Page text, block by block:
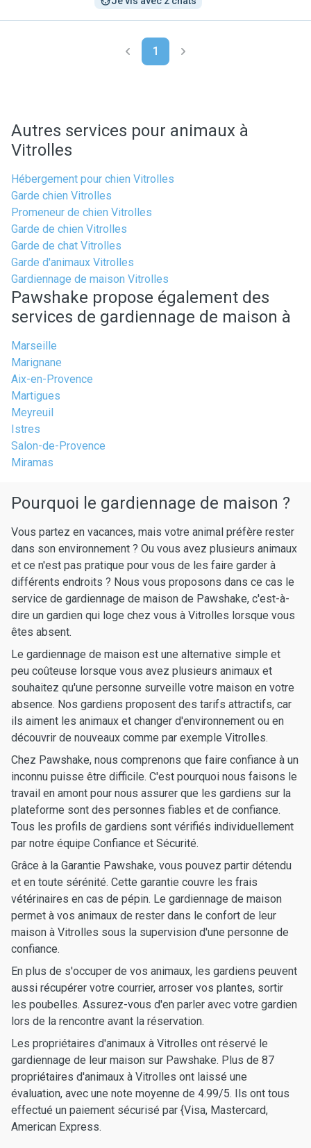
1
Autres services pour animaux à
Vitrolles
Hébergement pour chien Vitrolles
Garde chien Vitrolles
Promeneur de chien Vitrolles
Garde de chien Vitrolles
Garde de chat Vitrolles
Garde d'animaux Vitrolles
Gardiennage de maison Vitrolles
Pawshake propose également des
services de gardiennage de maison à
Marseille
Marignane
Aix-en-Provence
Martigues
Meyreuil
Istres
Salon-de-Provence
Miramas
Pourquoi le gardiennage de maison ?
Vous partez en vacances, mais votre animal préfère rester
dans son environnement ? Ou vous avez plusieurs animaux
et ce n'est pas pratique pour vous de les faire garder à
différents endroits ? Nous vous proposons dans ce cas le
service de gardiennage de maison de Pawshake, c'est-à-
dire un gardien qui loge chez vous à Vitrolles lorsque vous
êtes absent.
Le gardiennage de maison est une alternative simple et
peu coûteuse lorsque vous avez plusieurs animaux et
souhaitez qu'une personne surveille votre maison en votre
absence. Nos gardiens proposent des tarifs attractifs, car
ils aiment les animaux et changer d'environnement ou en
découvrir de nouveaux comme par exemple Vitrolles.
Chez Pawshake, nous comprenons que faire confiance à un
inconnu puisse être difficile. C'est pourquoi nous faisons le
travail en amont pour nous assurer que les gardiens sur la
plateforme sont des personnes fiables et de confiance.
Tous les profils de gardiens sont vérifiés individuellement
par notre équipe Confiance et Sécurité.
Grâce à la Garantie Pawshake, vous pouvez partir détendu
et en toute sérénité. Cette garantie couvre les frais
vétérinaires en cas de pépin. Le gardiennage de maison
permet à vos animaux de rester dans le confort de leur
maison à Vitrolles sous la supervision d'une personne de
confiance.
En plus de s'occuper de vos animaux, les gardiens peuvent
aussi récupérer votre courrier, arroser vos plantes, sortir
les poubelles. Assurez-vous d'en parler avec votre gardien
lors de la rencontre avant la réservation.
Les propriétaires d'animaux à Vitrolles ont réservé le
gardiennage de leur maison sur Pawshake. Plus de 87
propriétaires d'animaux à Vitrolles ont laissé une
évaluation, avec une note moyenne de 4.99/5. Ils ont tous
effectué un paiement sécurisé par {Visa, Mastercard,
American Express.